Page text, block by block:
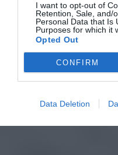
I want to opt-out of
Retention, Sale, and/
Personal Data that Is
Purposes for which it
Opted Out
CONFIRM
Data Deletion